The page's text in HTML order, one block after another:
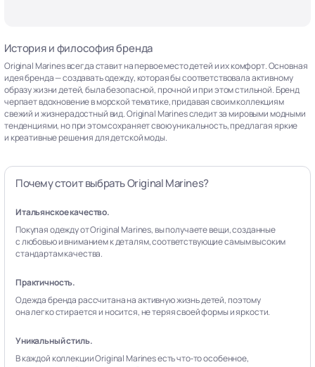
История и философия бренда
Original Marines всегда ставит на первое место детей и их комфорт. Основная
идея бренда — создавать одежду, которая бы соответствовала активному
образу жизни детей, была безопасной, прочной и при этом стильной. Бренд
черпает вдохновение в морской тематике, придавая своим коллекциям
свежий и жизнерадостный вид. Original Marines следит за мировыми модными
тенденциями, но при этом сохраняет свою уникальность, предлагая яркие
и креативные решения для детской моды.
Почему стоит выбрать Original Marines?
Итальянское качество.
Покупая одежду от Original Marines, вы получаете вещи, созданные
с любовью и вниманием к деталям, соответствующие самым высоким
стандартам качества.
Практичность.
Одежда бренда рассчитана на активную жизнь детей, поэтому
она легко стирается и носится, не теряя своей формы и яркости.
Уникальный стиль.
В каждой коллекции Original Marines есть что‑то особенное,